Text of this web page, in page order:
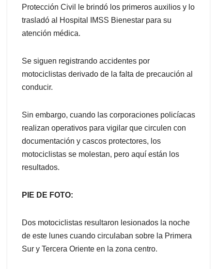
Protección Civil le brindó los primeros auxilios y lo
trasladó al Hospital IMSS Bienestar para su
atención médica.
Se siguen registrando accidentes por
motociclistas derivado de la falta de precaución al
conducir.
Sin embargo, cuando las corporaciones policíacas
realizan operativos para vigilar que circulen con
documentación y cascos protectores, los
motociclistas se molestan, pero aquí están los
resultados.
PIE DE FOTO:
Dos motociclistas resultaron lesionados la noche
de este lunes cuando circulaban sobre la Primera
Sur y Tercera Oriente en la zona centro.